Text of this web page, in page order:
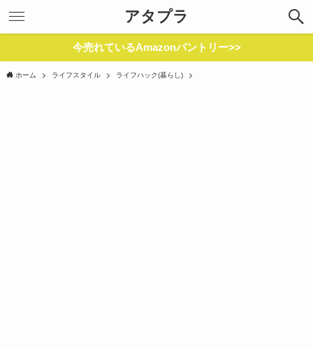
アタプラ
今売れているAmazonパントリー>>
ホーム ライフスタイル ライフハック(暮らし)